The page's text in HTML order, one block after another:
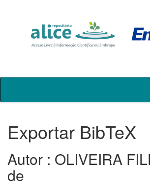
Skip
Exportar BibTeX
Autor : OLIVEIRA
de